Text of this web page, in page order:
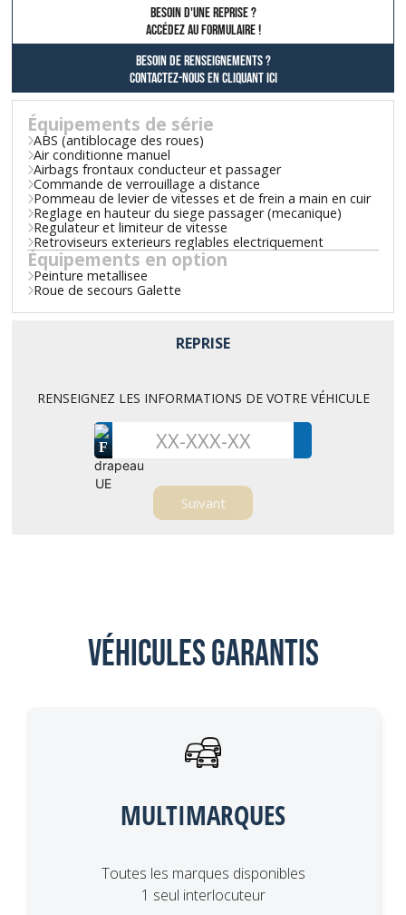
besoin d'une reprise ?
AccÉdez au formulaire !
Besoin de renseignements ?
contactez-nous en cliquant ici
Équipements de série
ABS (antiblocage des roues)
Air conditionne manuel
Airbags frontaux conducteur et passager
Commande de verrouillage a distance
Pommeau de levier de vitesses et de frein a main en cuir
Reglage en hauteur du siege passager (mecanique)
Regulateur et limiteur de vitesse
Retroviseurs exterieurs reglables electriquement
Équipements en option
Peinture metallisee
Roue de secours Galette
REPRISE
RENSEIGNEZ LES INFORMATIONS DE VOTRE VÉHICULE
F
Véhicules garantis
MULTIMARQUES
Toutes les marques disponibles
1 seul interlocuteur